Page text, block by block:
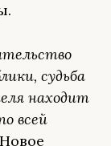
судьба
находит
всей